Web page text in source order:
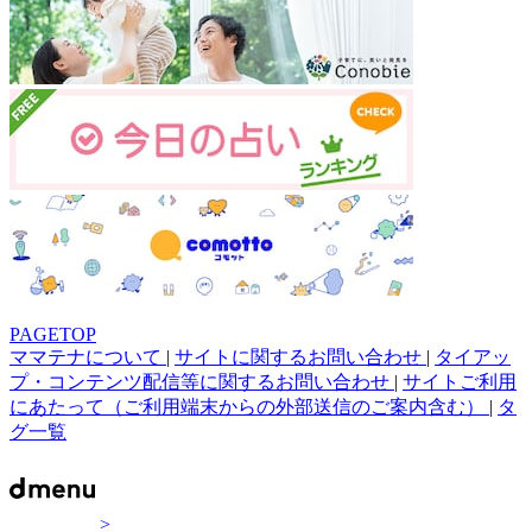
PAGETOP
ママテナについて | サイトに関するお問い合わせ | タイアッ
プ・コンテンツ配信等に関するお問い合わせ | サイトご利用
にあたって（ご利用端末からの外部送信のご案内含む） | タ
グ一覧
>